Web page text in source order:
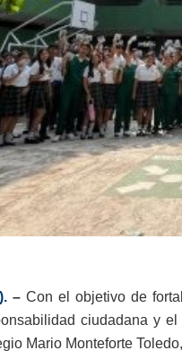
– Con el objetivo de
ciudadana y
Mario Monteforte